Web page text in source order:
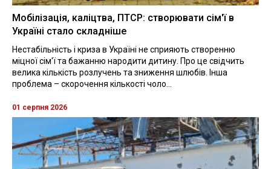
Мобілізація, каліцтва, ПТСР: створювати сім'ї в
Україні стало складніше
Нестабільність і криза в Україні не сприяють створенню
міцної сім'ї та бажанню народити дитину. Про це свідчить
велика кількість розлучень та зниження шлюбів. Інша
проблема – скорочення кількості чоло...
01 серпня 2026